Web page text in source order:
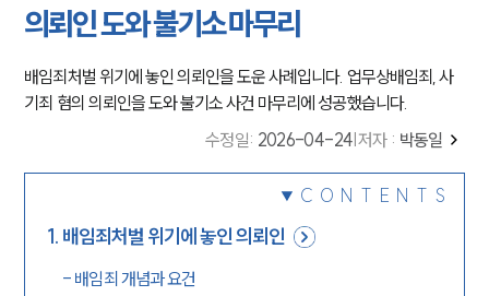
의뢰인 도와 불기소 마무리
배임죄처벌 위기에 놓인 의뢰인을 도운 사례입니다. 업무상배임죄, 사
기죄 혐의 의뢰인을 도와 불기소 사건 마무리에 성공했습니다.
수정일: 2026-04-24 저자 : 박동일
CONTENTS
1. 배임죄처벌 위기에 놓인 의뢰인
- 배임죄 개념과 요건